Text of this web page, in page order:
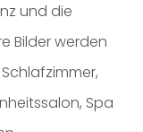
und die
Bilder werden
Spa